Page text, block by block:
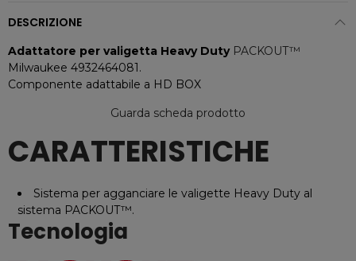
DESCRIZIONE
Adattatore per valigetta Heavy Duty PACKOUT™
Milwaukee 4932464081.
Componente adattabile a HD BOX
Guarda scheda prodotto
CARATTERISTICHE
Sistema per agganciare le valigette Heavy Duty al
sistema PACKOUT™.
Tecnologia